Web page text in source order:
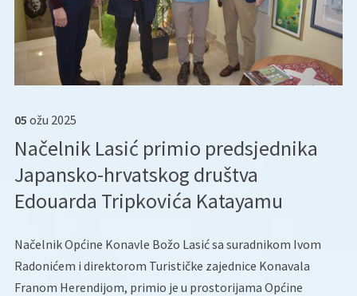
05 ožu 2025
Načelnik Lasić primio predsjednika
Japansko-hrvatskog društva
Edouarda Tripkovića Katayamu
Načelnik Općine Konavle Božo Lasić sa suradnikom Ivom
Radonićem i direktorom Turističke zajednice Konavala
Franom Herendijom, primio je u prostorijama Općine